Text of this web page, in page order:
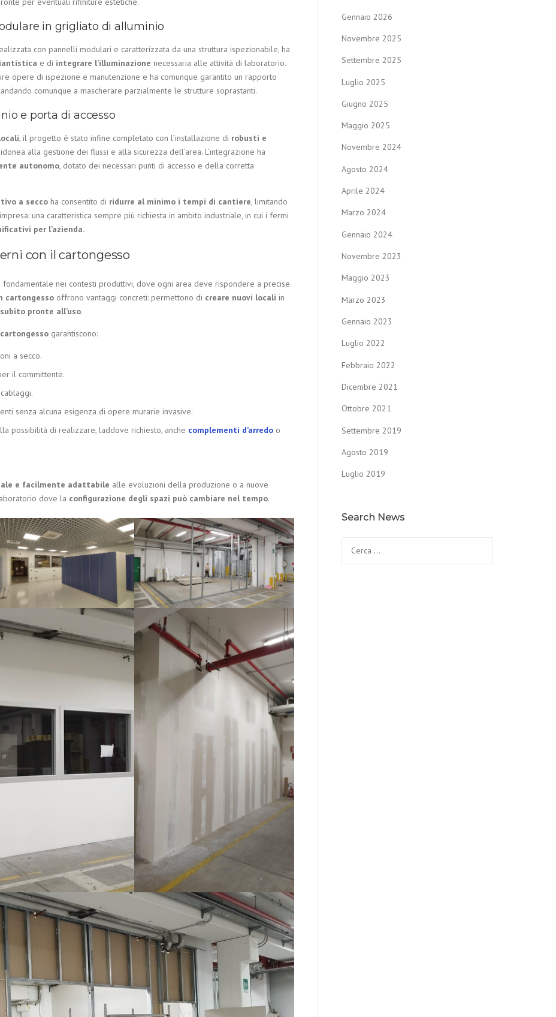
in grigliato di alluminio
con pannelli modulari e caratterizzata da una struttura ispezionabile, ha
e di integrare l’illuminazione necessaria alle attività di laboratorio.
opere di ispezione e manutenzione e ha comunque garantito un rapporto
comunque a mascherare parzialmente le strutture soprastanti.
e porta di accesso
, il progetto è stato infine completato con l’installazione di robusti e
alla gestione dei flussi e alla sicurezza dell’area. L’integrazione ha
autonomo, dotato dei necessari punti di accesso e della corretta
a secco ha consentito di ridurre al minimo i tempi di cantiere, limitando
una caratteristica sempre più richiesta in ambito industriale, in cui i fermi
per l’azienda.
con il cartongesso
nei contesti produttivi, dove ogni area deve rispondere a precise
cartongesso offrono vantaggi concreti: permettono di creare nuovi locali in
pronte all’uso.
garantiscono:
a secco.
il committente.
senza alcuna esigenza di opere murarie invasive.
possibilità di realizzare, laddove richiesto, anche complementi d’arredo o
e facilmente adattabile alle evoluzioni della produzione o a nuove
dove la configurazione degli spazi può cambiare nel tempo.
Gennaio 2026
Novembre 2025
Settembre 2025
Luglio 2025
Giugno 2025
Maggio 2025
Novembre 2024
Agosto 2024
Aprile 2024
Marzo 2024
Gennaio 2024
Novembre 2023
Maggio 2023
Marzo 2023
Gennaio 2023
Luglio 2022
Febbraio 2022
Dicembre 2021
Ottobre 2021
Settembre 2019
Agosto 2019
Luglio 2019
Search News
per: